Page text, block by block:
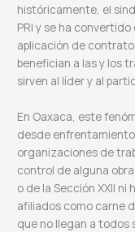
históricamente, el
PRI y se ha
aplicación de
benefician a las y los
sirven al líder y al
En Oaxaca, este
desde
organizaciones de
control de alguna
o de la Sección XXII
afiliados como carne
que no llegan a todos